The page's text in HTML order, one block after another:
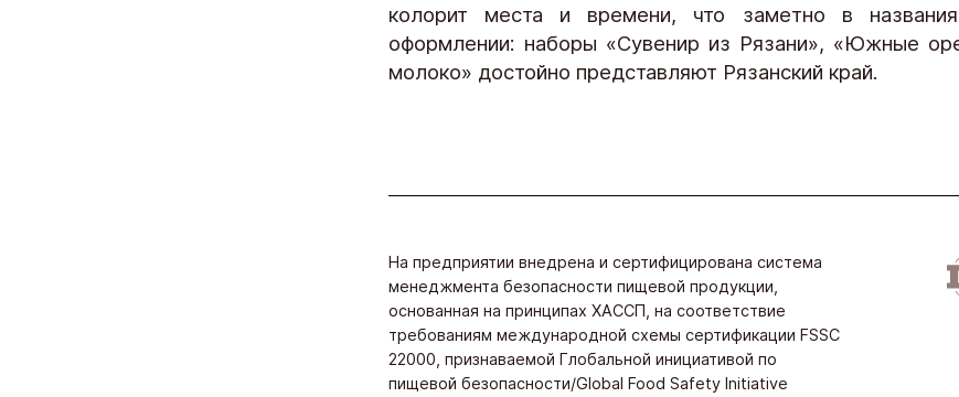
колорит места и времени, что заметно в
оформлении: наборы «Сувенир из Рязани», «Южные
молоко» достойно представляют Рязанский край.
На предприятии внедрена и сертифицирована система
менеджмента безопасности пищевой продукции,
основанная на принципах ХАССП, на соответствие
требованиям международной схемы сертификации FSSC
22000, признаваемой Глобальной инициативой по
пищевой безопасности/Global Food Safety Initiative